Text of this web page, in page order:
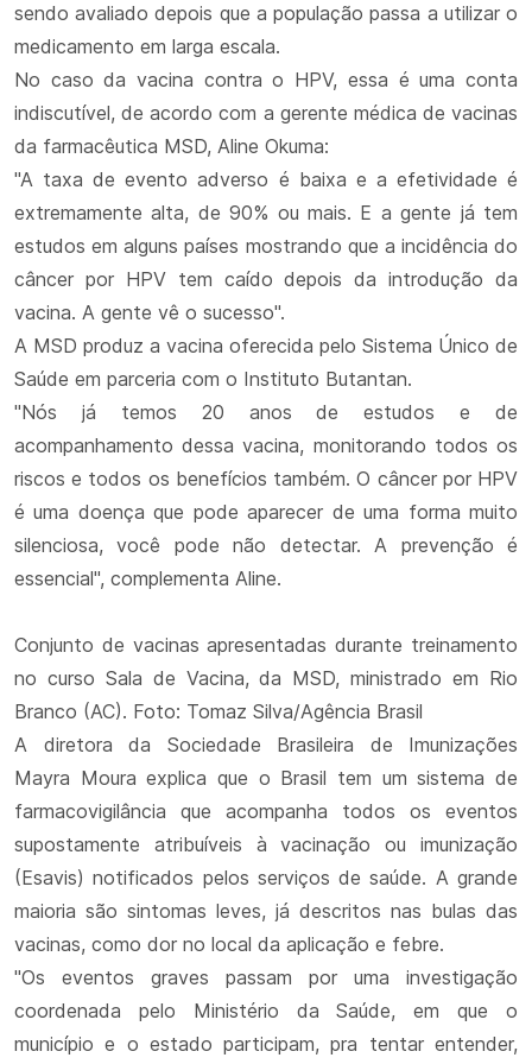
sendo avaliado depois que a população passa a utilizar o
medicamento em larga escala.
No caso da vacina contra o HPV, essa é uma conta
indiscutível, de acordo com a gerente médica de vacinas
da farmacêutica MSD, Aline Okuma:
"A taxa de evento adverso é baixa e a efetividade é
extremamente alta, de 90% ou mais. E a gente já tem
estudos em alguns países mostrando que a incidência do
câncer por HPV tem caído depois da introdução da
vacina. A gente vê o sucesso".
A MSD produz a vacina oferecida pelo Sistema Único de
Saúde em parceria com o Instituto Butantan.
"Nós já temos 20 anos de estudos e de
acompanhamento dessa vacina, monitorando todos os
riscos e todos os benefícios também. O câncer por HPV
é uma doença que pode aparecer de uma forma muito
silenciosa, você pode não detectar. A prevenção é
essencial", complementa Aline.
Conjunto de vacinas apresentadas durante treinamento
no curso Sala de Vacina, da MSD, ministrado em Rio
Branco (AC). Foto: Tomaz Silva/Agência Brasil
A diretora da Sociedade Brasileira de Imunizações
Mayra Moura explica que o Brasil tem um sistema de
farmacovigilância que acompanha todos os eventos
supostamente atribuíveis à vacinação ou imunização
(Esavis) notificados pelos serviços de saúde. A grande
maioria são sintomas leves, já descritos nas bulas das
vacinas, como dor no local da aplicação e febre.
"Os eventos graves passam por uma investigação
coordenada pelo Ministério da Saúde, em que o
município e o estado participam, pra tentar entender,